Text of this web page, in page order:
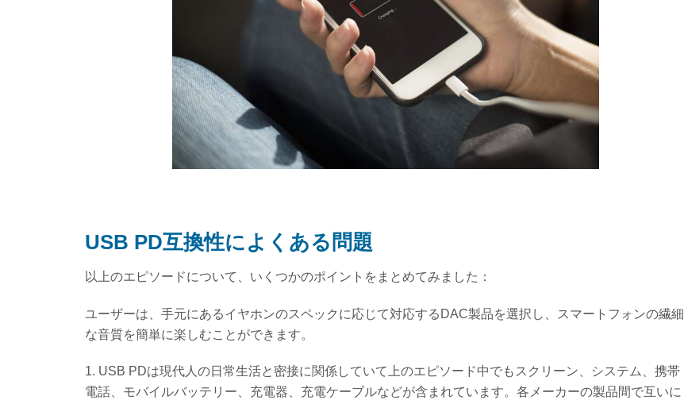
USB PD互換性によくある問題
以上のエピソードについて、いくつかのポイントをまとめてみました：
ユーザーは、手元にあるイヤホンのスペックに応じて対応するDAC製品を選択し、スマートフォンの繊細
な音質を簡単に楽しむことができます。
1. USB PDは現代人の日常生活と密接に関係していて上のエピソード中でもスクリーン、システム、携帯
電話、モバイルバッテリー、充電器、充電ケーブルなどが含まれています。各メーカーの製品間で互いに